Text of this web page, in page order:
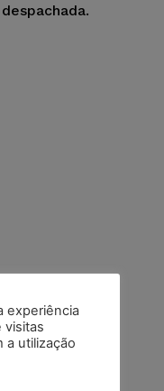
experiência
visitas
a utilização